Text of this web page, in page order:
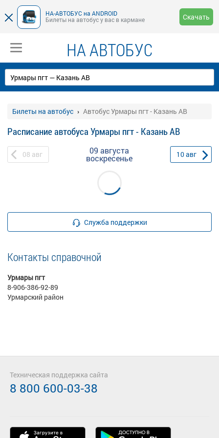
НА-АВТОБУС на ANDROID
Билеты на автобус у вас в кармане
Скачать
НА АВТОБУС
Билеты на автобус Автобус Урмары пгт - Казань АВ
Расписание автобуса Урмары пгт - Казань АВ
08 авг 09 августа
воскресенье 10авг
Служба поддержки
Контакты справочной
Урмары пгт
8-906-386-92-89
Урмарский район
Техническая поддержка сайта
8 800 600-03-38